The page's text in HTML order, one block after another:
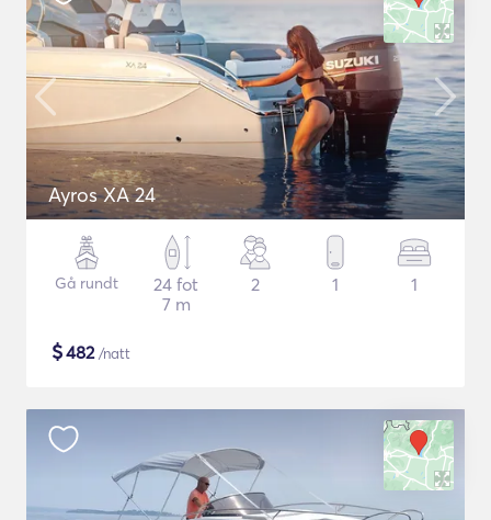
Ayros XA 24
Gå rundt
24 fot
7 m
2 1 1
$482/natt